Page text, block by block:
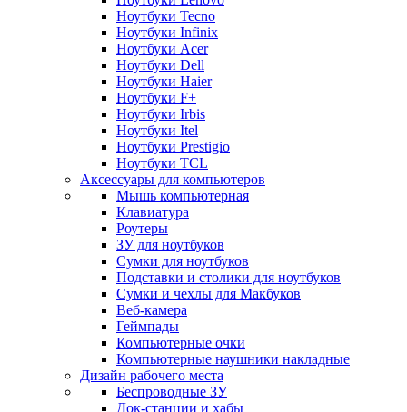
Ноутбуки Tecno
Ноутбуки Infinix
Ноутбуки Acer
Ноутбуки Dell
Ноутбуки Haier
Ноутбуки F+
Ноутбуки Irbis
Ноутбуки Itel
Ноутбуки Prestigio
Ноутбуки TCL
Аксессуары для компьютеров
Мышь компьютерная
Клавиатура
Роутеры
ЗУ для ноутбуков
Сумки для ноутбуков
Подставки и столики для ноутбуков
Сумки и чехлы для Макбуков
Веб-камера
Геймпады
Компьютерные очки
Компьютерные наушники накладные
Дизайн рабочего места
Беспроводные ЗУ
Док-станции и хабы